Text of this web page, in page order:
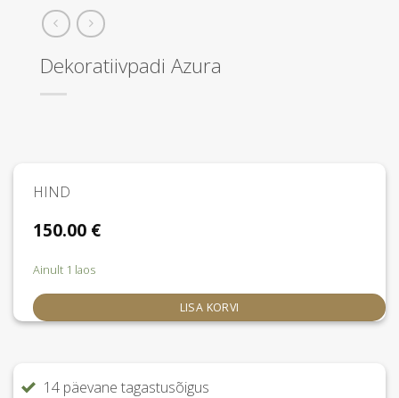
Dekoratiivpadi Azura
HIND
150.00 €
Ainult 1 laos
LISA KORVI
14 päevane tagastusõigus